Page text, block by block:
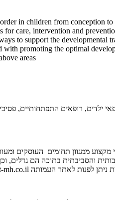
in children from conception to
care, intervention and
to support the
promoting the optimal
areas
כוללת רופאי ילדים, רופאים
ממגוון תחומים העוסקים
והסביבתית בתוכה הם גדלים,